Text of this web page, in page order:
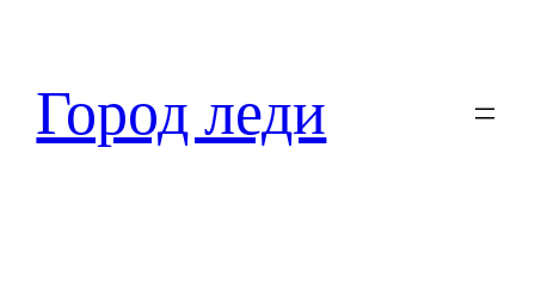
содержимому
Город леди